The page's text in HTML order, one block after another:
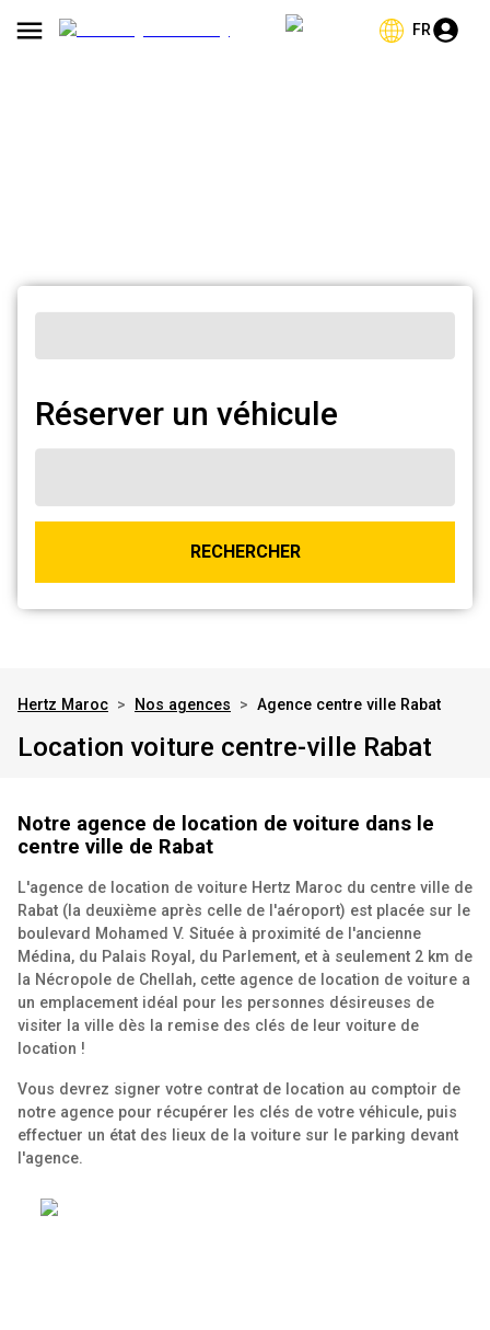
FR
Réserver un véhicule
RECHERCHER
Hertz Maroc > Nos agences > Agence centre ville Rabat
Location voiture centre-ville Rabat
Notre agence de location de voiture dans le
centre ville de Rabat
L'agence de location de voiture Hertz Maroc du centre ville de
Rabat (la deuxième après celle de l'aéroport) est placée sur le
boulevard Mohamed V. Située à proximité de l'ancienne
Médina, du Palais Royal, du Parlement, et à seulement 2 km de
la Nécropole de Chellah, cette agence de location de voiture a
un emplacement idéal pour les personnes désireuses de
visiter la ville dès la remise des clés de leur voiture de
location !
Vous devrez signer votre contrat de location au comptoir de
notre agence pour récupérer les clés de votre véhicule, puis
effectuer un état des lieux de la voiture sur le parking devant
l'agence.